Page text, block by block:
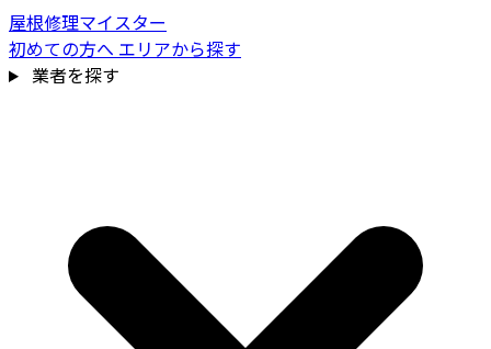
屋根修理マイスター
初めての方へ エリアから探す
業者を探す